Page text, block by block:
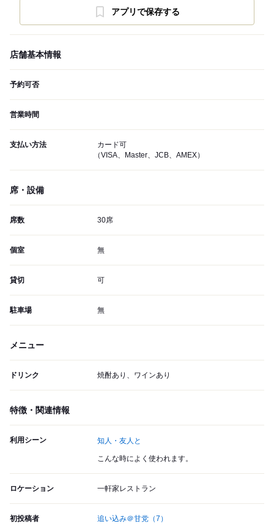
アプリで保存する
店舗基本情報
予約可否
営業時間
支払い方法
カード可
（VISA、Master、JCB、AMEX）
席・設備
席数 30席
個室 無
貸切 可
駐車場 無
メニュー
ドリンク 焼酎あり、ワインあり
特徴・関連情報
利用シーン 知人・友人と
こんな時によく使われます。
ロケーション 一軒家レストラン
初投稿者 追い込み＠甘党 （7）